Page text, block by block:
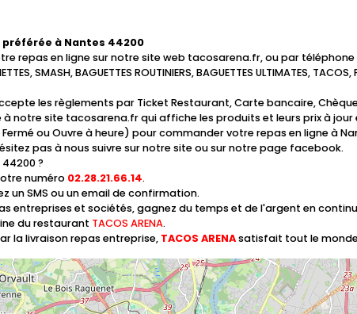
à Nantes 44200
repas en ligne sur notre site web tacosarena.fr, ou par téléphone
SMASH, BAGUETTES ROUTINIERS, BAGUETTES ULTIMATES,
les règlements par Ticket Restaurant, Carte bancaire,
notre site tacosarena.fr qui affiche les produits et leurs prix à
ou Ouvre à heure) pour commander votre repas en ligne à
pas à nous suivre sur notre site ou sur notre page facebook.
?
numéro 02.28.21.66.14.
un SMS ou un email de confirmation.
entreprises et sociétés, gagnez du temps et de l'argent en
du restaurant TACOS ARENA.
la livraison repas entreprise, TACOS ARENAsatisfait tout le